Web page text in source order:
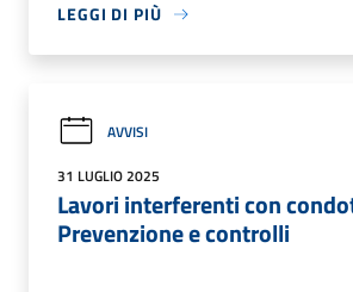
LEGGI DI PIÙ
AVVISI
31 LUGLIO 2025
Lavori interferenti con
Prevenzione e controlli